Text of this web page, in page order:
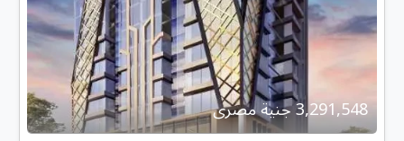
3,291,548 جنية مصرى